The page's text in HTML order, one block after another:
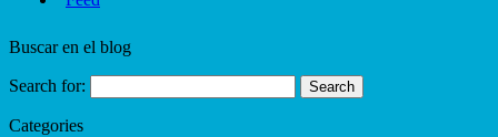
Buscar en el blog
Search for:
Categories